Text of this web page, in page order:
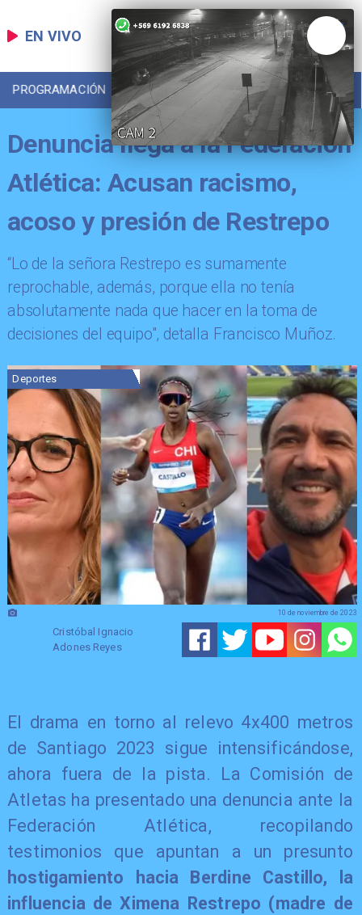
EN VIVO
PROGRAMACIÓN LOCAL DEPORTES
Denuncia llega a la Federación
Atlética: Acusan racismo,
acoso y presión de Restrepo
​“Lo de la señora Restrepo es sumamente
reprochable, además, porque ella no tenía
absolutamente nada que hacer en la toma de
decisiones del equipo", detalla Francisco Muñoz.
Deportes
Cristóbal Ignacio
Adones Reyes
10 de noviembre de 2023
El drama en torno al relevo 4x400 metros
de Santiago 2023 sigue intensificándose,
ahora fuera de la pista. La Comisión de
Atletas ha presentado una denuncia ante la
Federación Atlética, recopilando
testimonios que apuntan a un presunto
hostigamiento hacia Berdine Castillo, la
influencia de Ximena Restrepo (madre de